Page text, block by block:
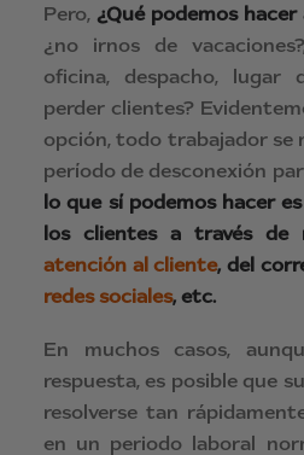
Pero, ¿Qué podemos
¿no irnos de
oficina, despacho,
perder clientes?
opción, todo trabajador se
período de desconexión
lo que sí podemos hacer
los clientes a través de
atención al cliente, del
redes sociales, etc.
En muchos casos,
respuesta, es posible que
resolverse tan
en un periodo laboral